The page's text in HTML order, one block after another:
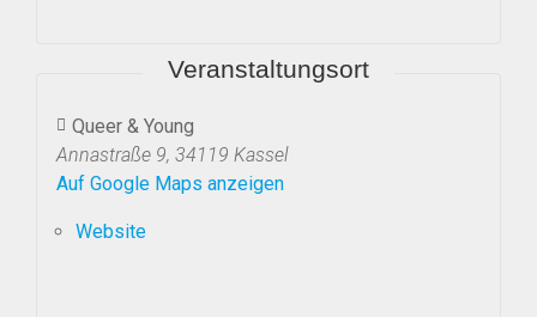
Veranstaltungsort
Queer & Young
Annastraße 9, 34119 Kassel
Auf Google Maps anzeigen
Website